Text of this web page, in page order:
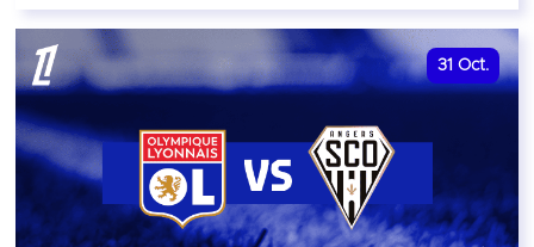
31 Oct.